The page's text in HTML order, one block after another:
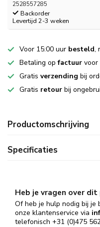
2528557285
Backorder
Levertijd 2-3 weken
Voor 15:00 uur besteld,
Betaling opfactuur voor
Gratis verzending bij
Gratis retour bij
Productomschrijving
Specificaties
Heb je vragen over
Of heb je hulp nodig bij je
onze klantenservice via
telefonisch +31 (0)475